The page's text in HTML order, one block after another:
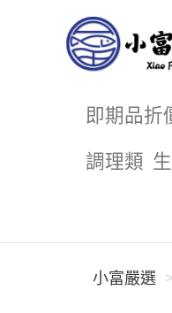
即期品折
調理類
小富嚴選